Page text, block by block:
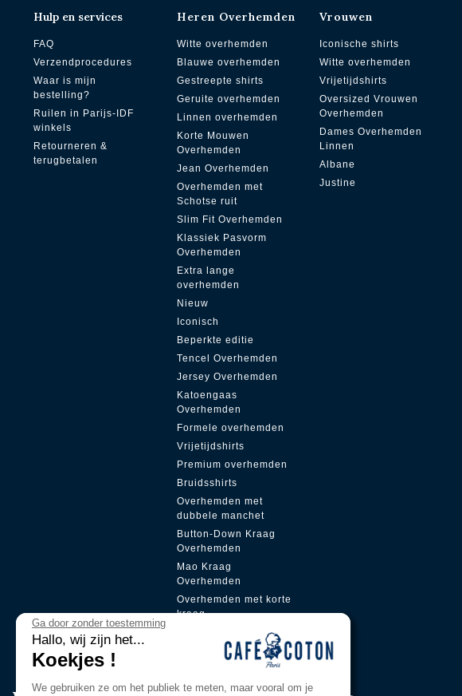
Hulp en services
FAQ
Verzendprocedures
Waar is mijn
bestelling?
Ruilen in Parijs-IDF
winkels
Retourneren &
terugbetalen
Heren Overhemden
Witte overhemden
Blauwe overhemden
Gestreepte shirts
Geruite overhemden
Linnen overhemden
Korte Mouwen
Overhemden
Jean Overhemden
Overhemden met
Schotse ruit
Slim Fit Overhemden
Klassiek Pasvorm
Overhemden
Extra lange
overhemden
Nieuw
Iconisch
Beperkte editie
Tencel Overhemden
Jersey Overhemden
Katoengaas
Overhemden
Formele overhemden
Vrijetijdshirts
Premium overhemden
Bruidsshirts
Overhemden met
dubbele manchet
Button-Down Kraag
Overhemden
Mao Kraag
Overhemden
Overhemden met korte
kraag
Verborgen sluiting
Vrouwen
Iconische shirts
Witte overhemden
Vrijetijdshirts
Oversized Vrouwen
Overhemden
Dames Overhemden
Linnen
Albane
Justine
Ga door zonder toestemming
Hallo, wij zijn het...
Koekjes !
We gebruiken ze om het publiek te meten, maar vooral om je